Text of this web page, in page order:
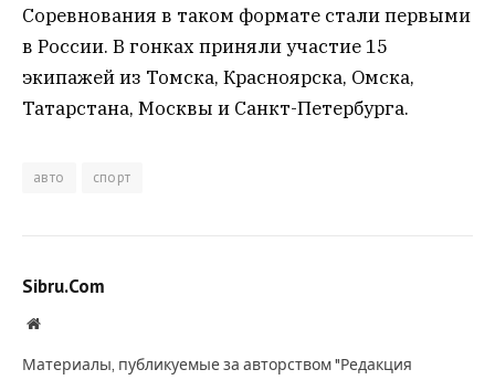
Соревнования в таком формате стали первыми
в России. В гонках приняли участие 15
экипажей из Томска, Красноярска, Омска,
Татарстана, Москвы и Санкт-Петербурга.
авто спорт
Sibru.Com
Website
Материалы, публикуемые за авторством "Редакция